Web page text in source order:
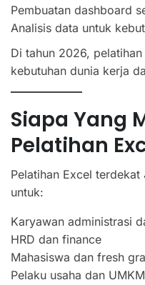
Pembuatan dashboard
Analisis data untuk
Di tahun 2026,
kebutuhan dunia kerja
Siapa Yang
Pelatihan
Pelatihan Excel
untuk:
Karyawan administrasi
HRD dan finance
Mahasiswa dan fresh
Pelaku usaha dan UMKM